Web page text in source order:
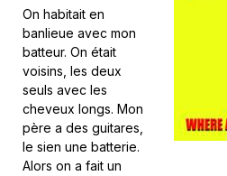
On habitait en
banlieue avec mon
batteur. On était
voisins, les deux
seuls avec les
cheveux longs. Mon
père a des guitares,
le sien une batterie.
Alors on a fait un